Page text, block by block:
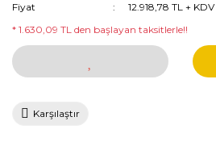
Fiyat
12.918,78 TL + KDV
* 1.630,09 TL den başlayan taksitlerle!!
Karşılaştır